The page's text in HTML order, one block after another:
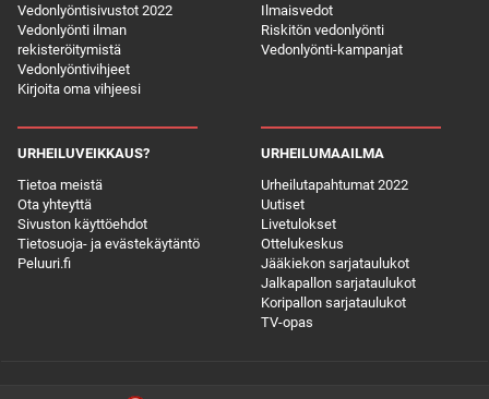
Vedonlyöntisivustot 2022
Vedonlyönti ilman
rekisteröitymistä
Vedonlyöntivihjeet
Kirjoita oma vihjeesi
Ilmaisvedot
Riskitön vedonlyönti
Vedonlyönti-kampanjat
URHEILUVEIKKAUS?
Tietoa meistä
Ota yhteyttä
Sivuston käyttöehdot
Tietosuoja- ja evästekäytäntö
Peluuri.fi
URHEILUMAAILMA
Urheilutapahtumat 2022
Uutiset
Livetulokset
Ottelukeskus
Jääkiekon sarjataulukot
Jalkapallon sarjataulukot
Koripallon sarjataulukot
TV-opas